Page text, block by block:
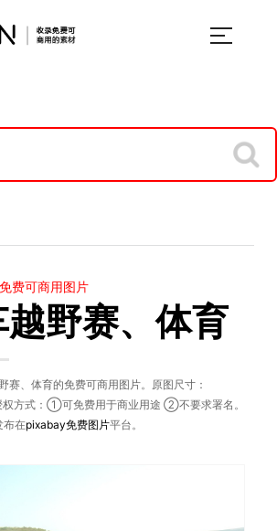
免费可商用图片
野赛、体育
赛、体育的免费可商用图片。原图尺寸：
方式：①可免费用于商业用途 ②不要求署名。
布在pixabay免费图片平台。